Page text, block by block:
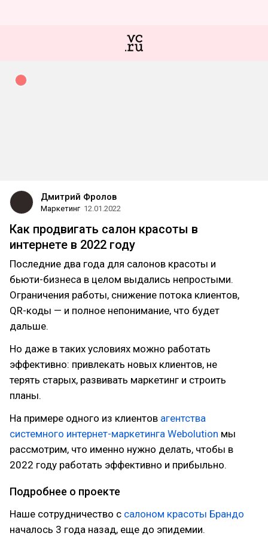
Дмитрий Фролов
Маркетинг 12.01.2022
Как продвигать салон красоты в
интернете в 2022 году
Последние два года для салонов красоты и
бьюти-бизнеса в целом выдались непростыми.
Ограничения работы, снижение потока клиентов,
QR-коды — и полное непонимание, что будет
дальше.
Но даже в таких условиях можно работать
эффективно: привлекать новых клиентов, не
терять старых, развивать маркетинг и строить
планы.
На примере одного из клиентов агентства
системного интернет-маркетинга Webolution мы
рассмотрим, что именно нужно делать, чтобы в
2022 году работать эффективно и прибыльно.
Подробнее о проекте
Наше сотрудничество с салоном красоты Брандо
началось 3 года назад, еще до эпидемии.